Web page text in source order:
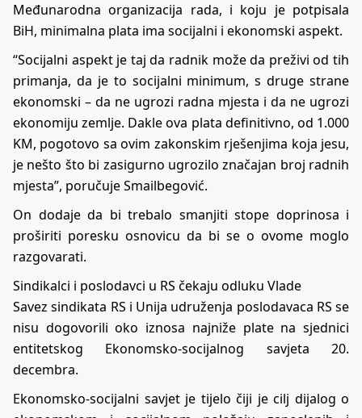
Međunarodna organizacija rada, i koju je potpisala
BiH, minimalna plata ima socijalni i ekonomski aspekt.
“Socijalni aspekt je taj da radnik može da preživi od tih
primanja, da je to socijalni minimum, s druge strane
ekonomski – da ne ugrozi radna mjesta i da ne ugrozi
ekonomiju zemlje. Dakle ova plata definitivno, od 1.000
KM, pogotovo sa ovim zakonskim rješenjima koja jesu,
je nešto što bi zasigurno ugrozilo značajan broj radnih
mjesta”, poručuje Smailbegović.
On dodaje da bi trebalo smanjiti stope doprinosa i
proširiti poresku osnovicu da bi se o ovome moglo
razgovarati.
Sindikalci i poslodavci u RS čekaju odluku Vlade
Savez sindikata RS i Unija udruženja poslodavaca RS se
nisu dogovorili oko iznosa najniže plate na sjednici
entitetskog Ekonomsko-socijalnog savjeta 20.
decembra.
Ekonomsko-socijalni savjet je tijelo čiji je cilj dijalog o